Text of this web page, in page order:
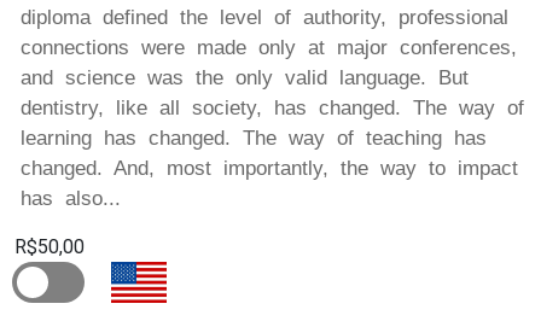
diploma defined the level of authority, professional
connections were made only at major conferences,
and science was the only valid language. But
dentistry, like all society, has changed. The way of
learning has changed. The way of teaching has
changed. And, most importantly, the way to impact
has also...
R$50,00